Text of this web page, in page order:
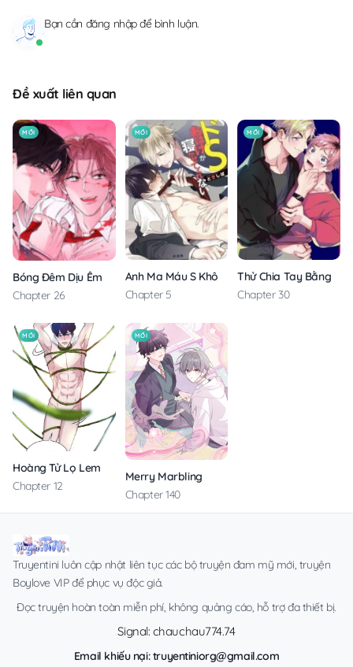
Bạn cần đăng nhậpđể bình luận.
Đề xuất liên quan
MỚI
Bóng Đêm Dịu Êm
Chapter 26
MỚI
Anh Ma Máu S Không Cho Tôi Ngủ Yên
Chapter 5
MỚI
Thử Chia Tay Bằng
Chapter 30
MỚI
Hoàng Tử Lọ Lem
Chapter 12
MỚI
Merry Marbling
Chapter 140
Truyentini luôn cập nhật liên tục các bộ truyện đam mỹ mới, truyện
Boylove VIP để phục vụ độc giả.
Đọc truyện hoàn toàn miễn phí, không quảng cáo, hỗ trợ đa thiết bị.
Signal: chauchau774.74
Email khiếu nại:truyentiniorg@gmail.com